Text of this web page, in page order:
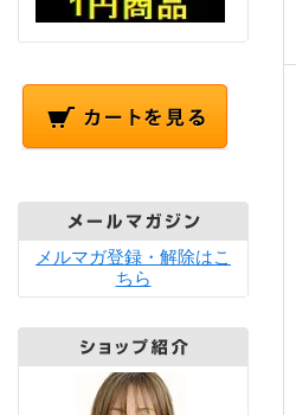
メルマガ登録・解除はこ
ちら